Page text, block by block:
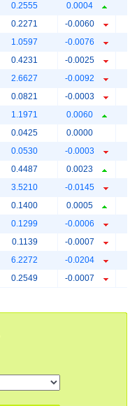
0.2555 0.0004
0.2271 -0.0060
1.0597 -0.0076
0.4231 -0.0025
2.6627 -0.0092
0.0821 -0.0003
1.1971 0.0060
0.0425 0.0000
0.0530 -0.0003
0.4487 0.0023
3.5210 -0.0145
0.1400 0.0005
0.1299 -0.0006
0.1139 -0.0007
6.2272 -0.0204
0.2549 -0.0007